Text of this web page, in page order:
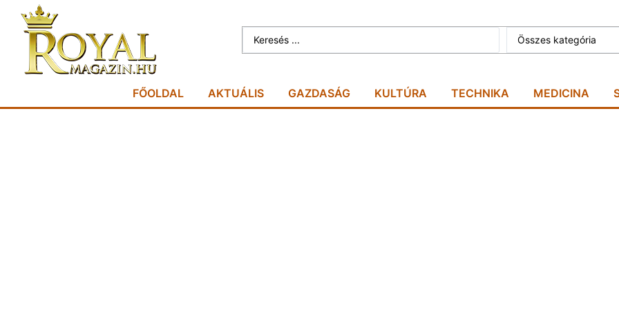
Összes kategória
FŐOLDAL AKTUÁLIS GAZDASÁG KULTÚRA TECHNIKA MEDICINA